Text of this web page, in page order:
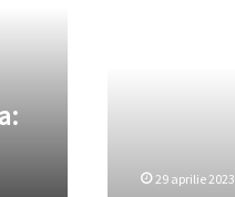
29 aprilie 2023